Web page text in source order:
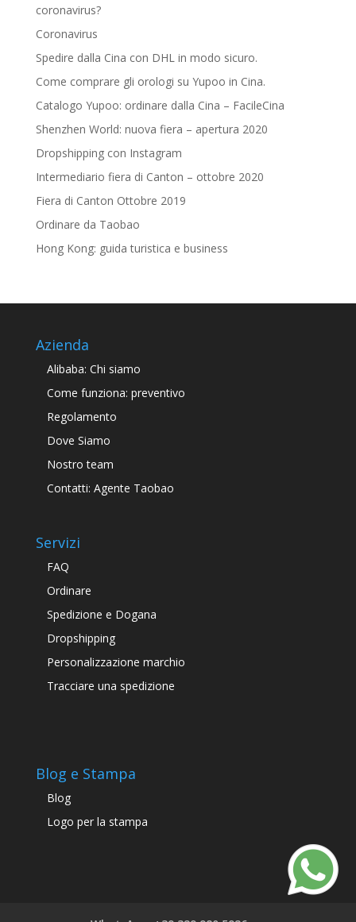
coronavirus?
Coronavirus
Spedire dalla Cina con DHL in modo sicuro.
Come comprare gli orologi su Yupoo in Cina.
Catalogo Yupoo: ordinare dalla Cina – FacileCina
Shenzhen World: nuova fiera – apertura 2020
Dropshipping con Instagram
Intermediario fiera di Canton – ottobre 2020
Fiera di Canton Ottobre 2019
Ordinare da Taobao
Hong Kong: guida turistica e business
Azienda
Alibaba: Chi siamo
Come funziona: preventivo
Regolamento
Dove Siamo
Nostro team
Contatti: Agente Taobao
Servizi
FAQ
Ordinare
Spedizione e Dogana
Dropshipping
Personalizzazione marchio
Tracciare una spedizione
Blog e Stampa
Blog
Logo per la stampa